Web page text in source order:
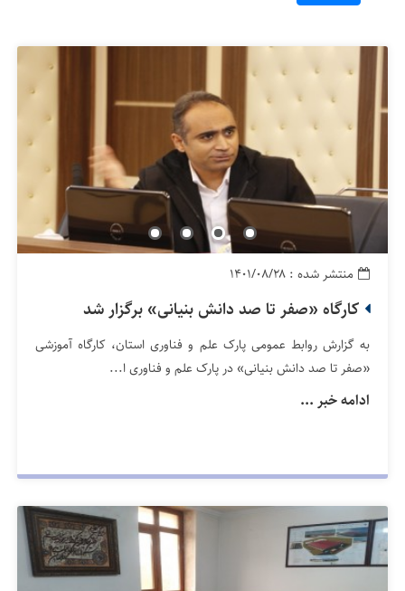
منتشر شده : ۱۴۰۱/۰۸/۲۸
کارگاه «صفر تا صد دانش بنیانی» برگزار شد
به گزارش روابط عمومی پارک علم و فناوری استان، کارگاه آموزشی
«صفر تا صد دانش بنیانی» در پارک علم و فناوری ا...
ادامه خبر ...